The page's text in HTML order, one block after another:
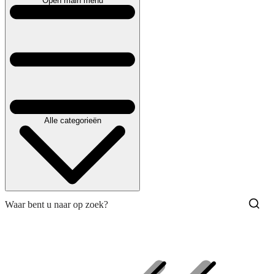
Alle categorieën